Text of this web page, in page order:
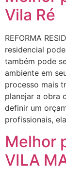
Vila Ré
REFORMA
residencial
também pode
ambiente em
processo mais
planejar a obra
definir um
profissionais,
Melhor
VILA